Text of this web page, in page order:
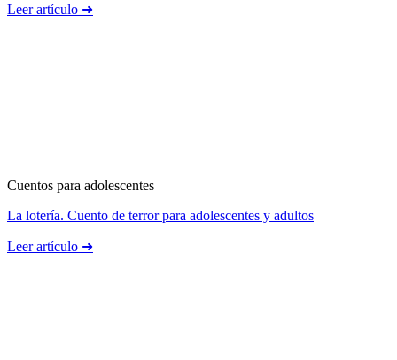
Leer artículo ➜
Cuentos para adolescentes
La lotería. Cuento de terror para adolescentes y adultos
Leer artículo ➜